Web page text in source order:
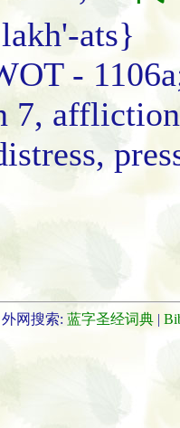
ats}
-
7,
外网搜索: 蓝字圣经词典 |